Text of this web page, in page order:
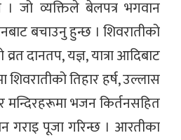
जो व्यक्तिले बेलपत्र भगवान
बचाउनु हुन्छ । शिवरातीको
दानतप, यज्ञ, यात्रा आदिबाट
तिहार हर्ष, उल्लास
मन्दिरहरूमा भजन किर्तनसहित
गराइ पूजा गरिन्छ । आरतीका